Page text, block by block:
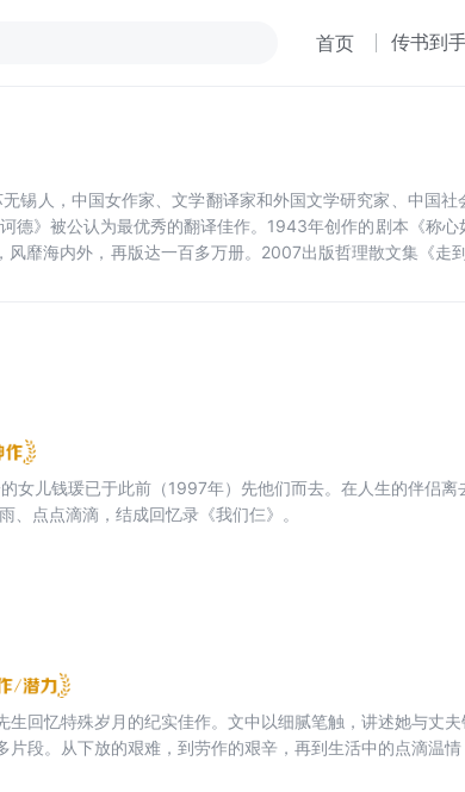
首页 传书到
锡人，中国女作家、文学翻译家和外国文学研究家、中国社
德》被公认为最优秀的翻译佳作。1943年创作的剧本《称
靡海内外，再版达一百多万册。2007出版哲理散文集《走
女儿钱瑗已于此前（1997年）先他们而去。在人生的伴侣离
点点滴滴，结成回忆录《我们仨》。
回忆特殊岁月的纪实佳作。文中以细腻笔触，讲述她与丈
段。从下放的艰难，到劳作的艰辛，再到生活中的点滴温情